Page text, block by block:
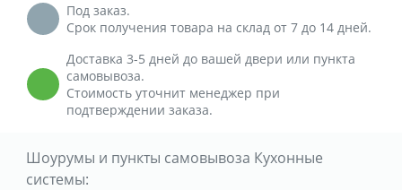
Под заказ.
Срок получения товара на склад от 7 до 14 дней.
Доставка 3-5 дней до вашей двери или пункта
самовывоза.
Стоимость уточнит менеджер при
подтверждении заказа.
Шоурумы и пункты самовывоза Кухонные
системы: